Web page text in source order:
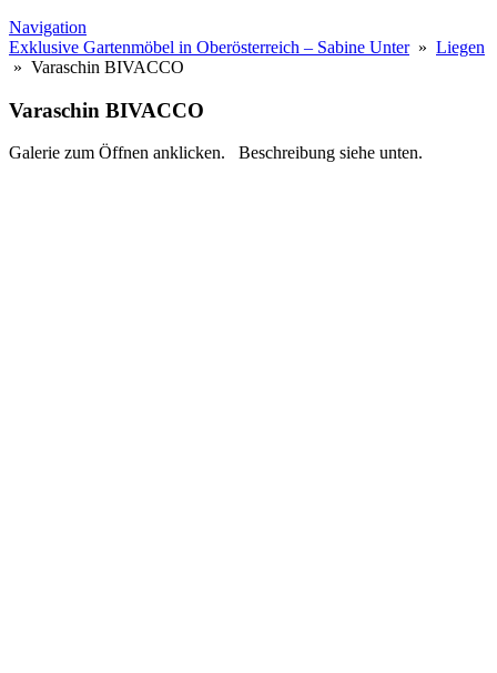
Navigation
Exklusive Gartenmöbel in Oberösterreich – Sabine Unter» Liegen
» Varaschin BIVACCO
Varaschin BIVACCO
Galerie zum Öffnen anklicken. Beschreibung siehe unten.